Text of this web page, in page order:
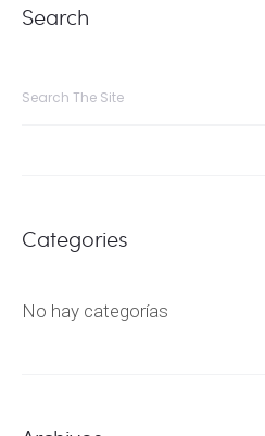
Search
Categories
No hay categorías